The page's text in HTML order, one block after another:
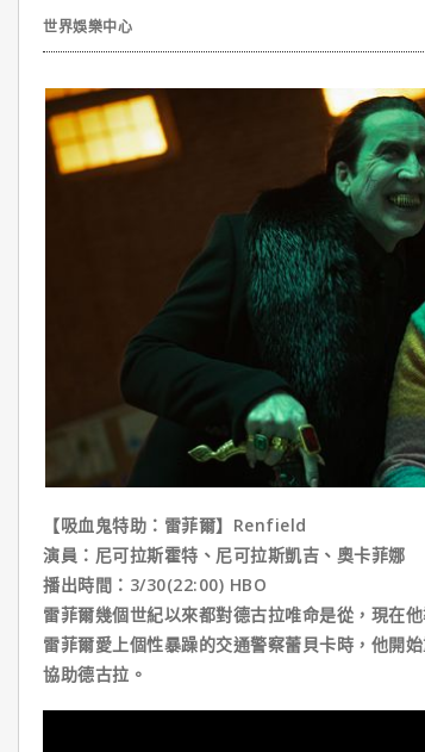
世界娛樂中心
【吸血鬼特助：雷菲爾】Renfield
演員：尼可拉斯霍特、尼可拉斯凱吉、奧卡菲娜
播出時間：3/30(22:00) HBO
雷菲爾幾個世紀以來都對德古拉唯命是從，現在
雷菲爾愛上個性暴躁的交通警察蕾貝卡時，他開
協助德古拉。